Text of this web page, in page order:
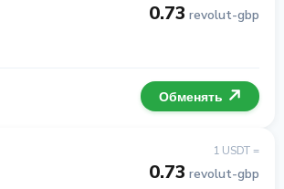
0.73 revolut-gbp
Обменять
1 USDT =
0.73 revolut-gbp